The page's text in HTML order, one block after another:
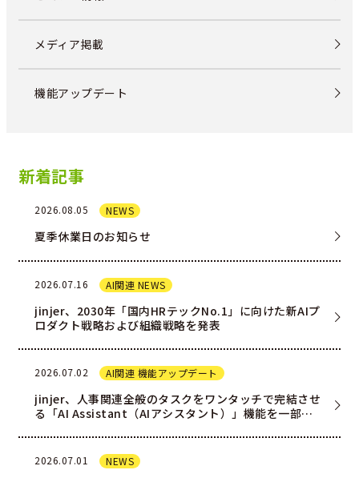
メディア掲載
機能アップデート
新着記事
2026.08.05 NEWS
夏季休業日のお知らせ
2026.07.16 AI関連 NEWS
jinjer、2030年「国内HRテックNo.1」に向けた新AIプ
ロダクト戦略および組織戦略を発表
2026.07.02 AI関連 機能アップデート
jinjer、人事関連全般のタスクをワンタッチで完結させ
る「AI Assistant（AIアシスタント）」機能を一部ユ
2026.07.01 NEWS